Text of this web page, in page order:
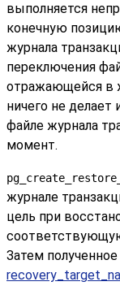
выполняется
конечную
журнала
переключения
отражающейся в
ничего не
файле журнала
момент.
журнале
цель при
Затем